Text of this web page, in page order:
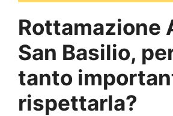
Rottamazione
San Basilio,
tanto
rispettarla?